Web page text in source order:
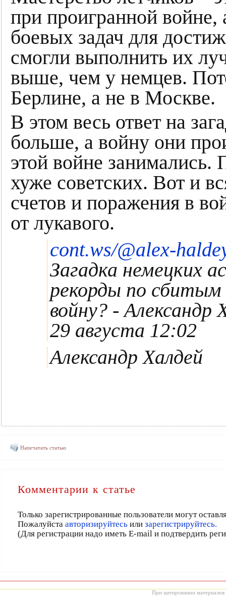
при проигранной
боевых задач для
смогли выполнить их
выше, чем у немцев.
Берлине, а не в Москве.
В этом весь ответ на
больше, а войну они
этой войне занимались.
хуже советских. Вот и
счетов и поражения в
от лукавого.
cont.ws/@alex-
Загадка немецких
рекорды по
войну? -
29 августа 12:02
Александр Халдей
Напечатать статью
Комментарии к статье
Только зарегистрированные пользователи могут
Пожалуйста авторизируйтесьили зарегистрируйтесь.
(Для регистрации надо иметь E-mail и подтвердить
При цитировании материалов